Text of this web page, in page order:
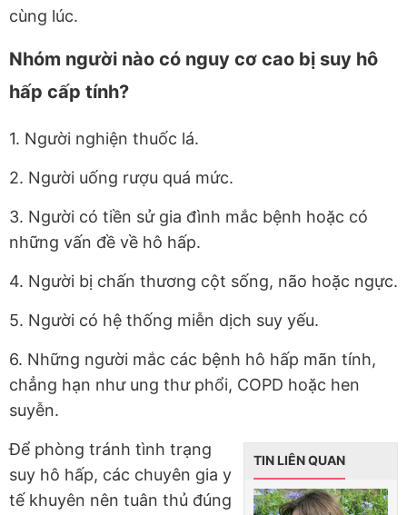
cùng lúc.
Nhóm người nào có nguy cơ cao bị suy hô
hấp cấp tính?
1. Người nghiện thuốc lá.
2. Người uống rượu quá mức.
3. Người có tiền sử gia đình mắc bệnh hoặc có
những vấn đề về hô hấp.
4. Người bị chấn thương cột sống, não hoặc ngực.
5. Người có hệ thống miễn dịch suy yếu.
6. Những người mắc các bệnh hô hấp mãn tính,
chẳng hạn như ung thư phổi, COPD hoặc hen
suyễn.
TIN LIÊN QUAN
Để phòng tránh tình trạng
suy hô hấp, các chuyên gia y
tế khuyên nên tuân thủ đúng